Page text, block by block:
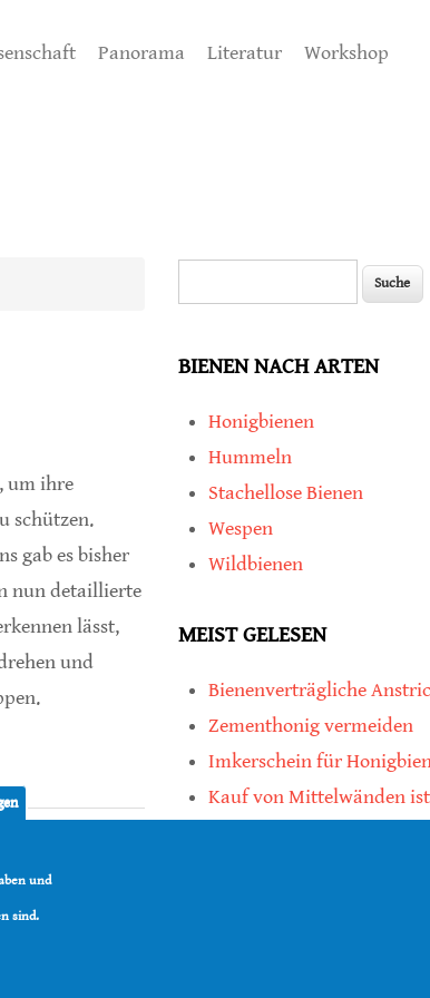
Panorama Literatur Workshop
um ihre
schützen.
gab es bisher
nun detaillierte
lässt,
und
BIENEN NACH ARTEN
Honigbienen
Hummeln
Stachellose Bienen
Wespen
Wildbienen
MEIST GELESEN
Bienenverträgliche
Zementhonig vermeiden
Imkerschein für
Kauf von Mittelwänden
und
sind.